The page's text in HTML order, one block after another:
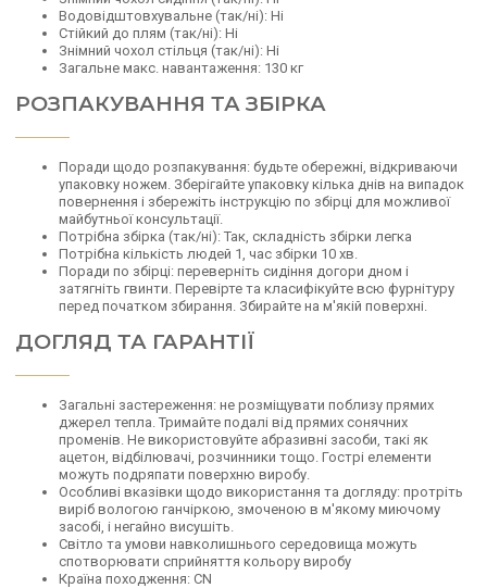
Водовідштовхувальне (так/ні): Ні
Стійкий до плям (так/ні): Ні
Знімний чохол стільця (так/ні): Ні
Загальне макс. навантаження: 130 кг
РОЗПАКУВАННЯ ТА ЗБІРКА
Поради щодо розпакування: будьте обережні, відкриваючи
упаковку ножем. Зберігайте упаковку кілька днів на випадок
повернення і збережіть інструкцію по збірці для можливої
майбутньої консультації.
Потрібна збірка (так/ні): Так, складність збірки легка
Потрібна кількість людей 1, час збірки 10 хв.
Поради по збірці: переверніть сидіння догори дном і
затягніть гвинти. Перевірте та класифікуйте всю фурнітуру
перед початком збирання. Збирайте на м'якій поверхні.
ДОГЛЯД ТА ГАРАНТІЇ
Загальні застереження: не розміщувати поблизу прямих
джерел тепла. Тримайте подалі від прямих сонячних
променів. Не використовуйте абразивні засоби, такі як
ацетон, відбілювачі, розчинники тощо. Гострі елементи
можуть подряпати поверхню виробу.
Особливі вказівки щодо використання та догляду: протріть
виріб вологою ганчіркою, змоченою в м'якому миючому
засобі, і негайно висушіть.
Світло та умови навколишнього середовища можуть
спотворювати сприйняття кольору виробу
Країна походження: CN